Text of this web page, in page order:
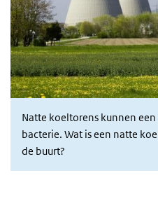
Natte koeltorens kunnen
bacterie. Wat is een natte
de buurt?